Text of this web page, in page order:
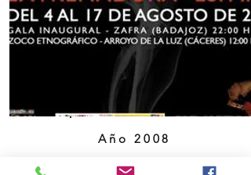
Año 2008